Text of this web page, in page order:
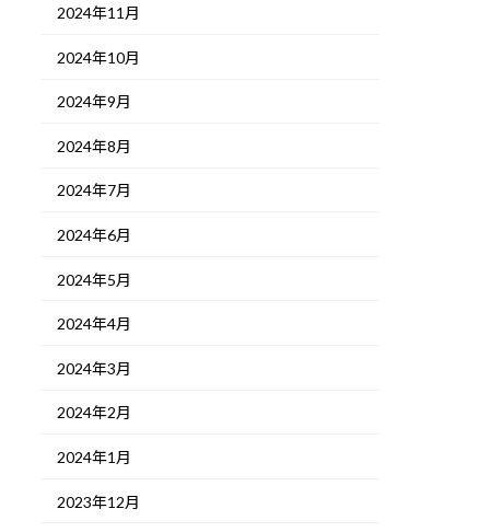
2024年11月
2024年10月
2024年9月
2024年8月
2024年7月
2024年6月
2024年5月
2024年4月
2024年3月
2024年2月
2024年1月
2023年12月